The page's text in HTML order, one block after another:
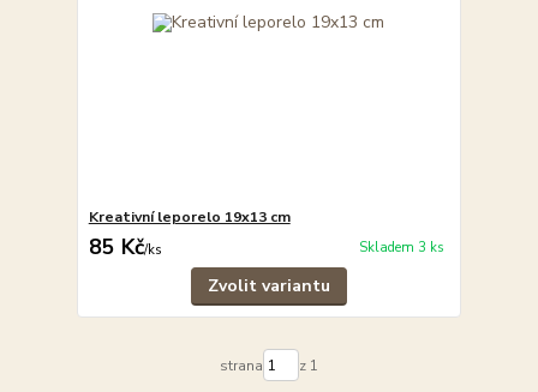
Kreativní leporelo 19x13 cm
85 Kč/ks Skladem 3 ks
Zvolit variantu
strana z 1